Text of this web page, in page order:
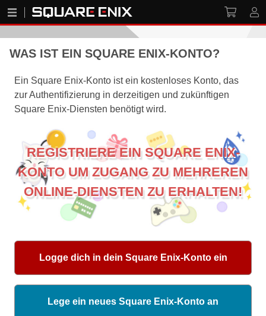
WAS IST EIN SQUARE ENIX-KONTO?
Ein Square Enix-Konto ist ein kostenloses Konto, das
zur Authentifizierung in derzeitigen und zukünftigen
Square Enix-Diensten benötigt wird.
REGISTRIERE EIN SQUARE ENIX-
KONTO UM ZUGANG ZU MEHREREN
ONLINE-DIENSTEN ZU ERHALTEN!
Logge dich in dein Square Enix-Konto ein
Lege ein neues Square Enix-Konto an